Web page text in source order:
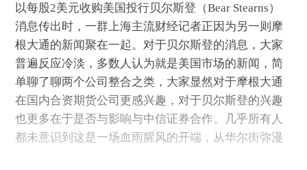
以每股2美元收购美国投行贝尔斯登（Bear Stearns）
消息传出时，一群上海主流财经记者正因为另一则摩
根大通的新闻聚在一起。对于贝尔斯登的消息，大家
普遍反应冷淡，多数人认为就是美国市场的新闻，简
单聊了聊两个公司整合之类，大家显然对于摩根大通
在国内合资期货公司更感兴趣，对于贝尔斯登的兴趣
也更多在于是否与影响与中信证券合作。几乎所有人
都未意识到这是一场血雨腥风的开端，从华尔街弥漫